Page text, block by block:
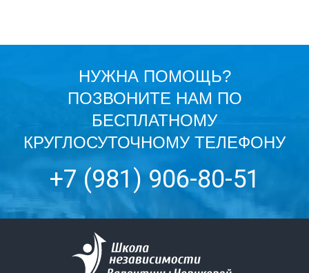
НУЖНА ПОМОЩЬ?
ПОЗВОНИТЕ НАМ ПО
БЕСПЛАТНОМУ
КРУГЛОСУТОЧНОМУ ТЕЛЕФОНУ
+7 (981) 906-80-51